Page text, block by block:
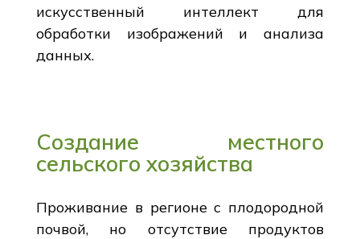
искусственный интеллект для
обработки изображений и анализа
данных.
Создание местного
сельского хозяйства
Проживание в регионе с плодородной
почвой, но отсутствие продуктов